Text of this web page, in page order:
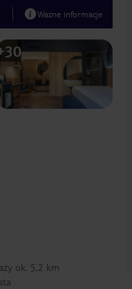
Ważne informacje
Next slide
1 /36
30
ok. 5,2 km